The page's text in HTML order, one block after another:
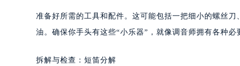
准备好所需的工具和配件。这可能包括一把细小的螺丝
油。确保你手头有这些“小乐器”，就像调音师拥有各种必
拆解与检查：短笛分解